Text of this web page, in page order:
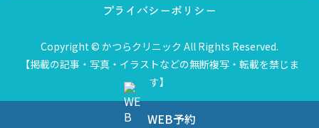
WEB予約
プライバシーポリシー
Copyright © かつらクリニック All Rights Reserved.
【掲載の記事・写真・イラストなどの無断複写・転載を禁じま
す】